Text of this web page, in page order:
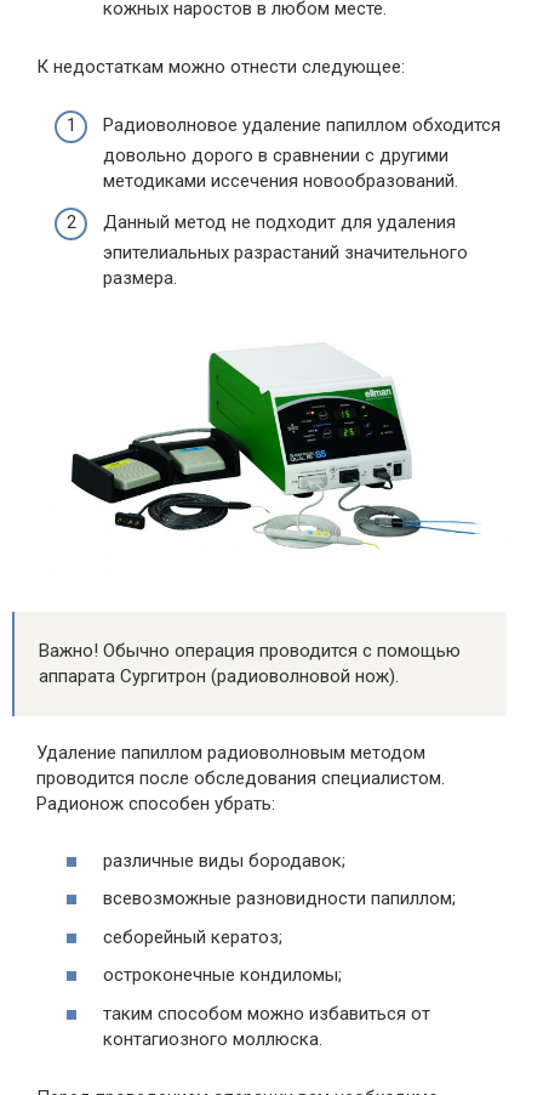
кожных наростов в любом месте.
К недостаткам можно отнести следующее:
Радиоволновое удаление папиллом обходится
довольно дорого в сравнении с другими
методиками иссечения новообразований.
Данный метод не подходит для удаления
эпителиальных разрастаний значительного
размера.
Важно! Обычно операция проводится с помощью
аппарата Сургитрон (радиоволновой нож).
Удаление папиллом радиоволновым методом
проводится после обследования специалистом.
Радионож способен убрать:
различные виды бородавок;
всевозможные разновидности папиллом;
себорейный кератоз;
остроконечные кондиломы;
таким способом можно избавиться от
контагиозного моллюска.